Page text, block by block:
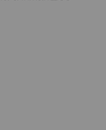
ближайшее